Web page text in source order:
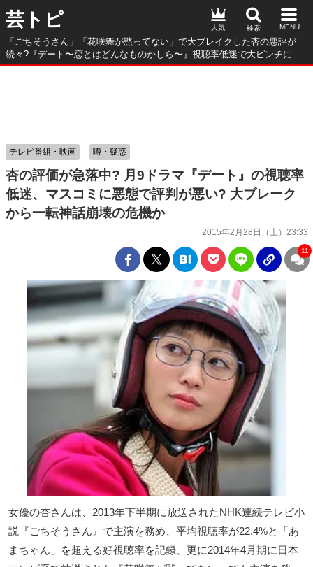
芸トピ
「ごちそうさん」「花咲舞が黙ってない」で大ブレイクした杏の悪評が
続々?『デート〜恋とはどんなものかしら〜』視聴率低迷で大ピンチに
人気
杏の評価が急落中? 月9ドラマ『デート』の視聴率
低迷、マスコミに悪態で評判が悪い? 大ブレーク
から一転神話崩壊の危機か
2015年2月28日（土）23:33
テレビ番組・映画 噂・疑惑
11
女優の杏さんは、2013年下半期に放送されたNHK連続テレビ小
説『ごちそうさん』で主演を務め、平均視聴率が22.4%と「あ
まちゃん」を超える好視聴率を記録、更に2014年4月期に日本